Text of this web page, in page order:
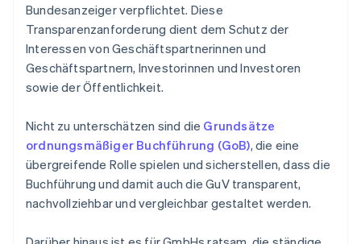
Bundesanzeiger verpflichtet. Diese
Transparenzanforderung dient dem Schutz der
Interessen von Geschäftspartnerinnen und
Geschäftspartnern, Investorinnen und Investoren
sowie der Öffentlichkeit.
Nicht zu unterschätzen sind die Grundsätze
ordnungsmäßiger Buchführung (GoB), die eine
übergreifende Rolle spielen und sicherstellen, dass die
Buchführung und damit auch die GuV transparent,
nachvollziehbar und vergleichbar gestaltet werden.